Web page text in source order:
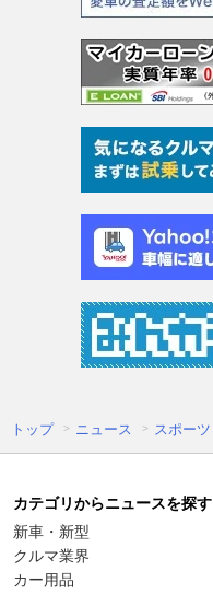
トップ ニュース スポーツ
カテゴリからニュースを探す
新車・新型
クルマ業界
カー用品